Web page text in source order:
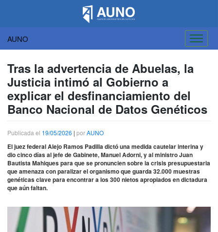
AUNO
contenido
Tras la advertencia de Abuelas, la
Justicia intimó al Gobierno a
explicar el desfinanciamiento del
Banco Nacional de Datos Genéticos
Publicada el 19/05/2026 | porAUNO
El juez federal Alejo Ramos Padilla dictó una medida cautelar interina y
dio cinco días al jefe de Gabinete, Manuel Adorni, y al ministro Juan
Bautista Mahiques para que se pronuncien sobre la crisis presupuestaria
que amenaza con paralizar el organismo que guarda 32.000 muestras
genéticas clave para encontrar a los 300 nietos apropiados en dictadura
que aún faltan.